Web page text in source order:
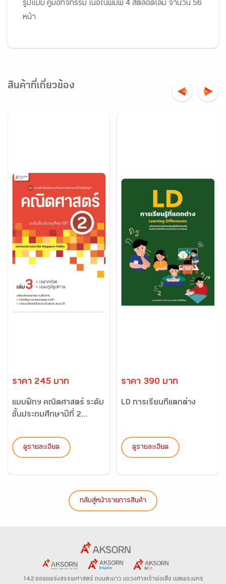
รูปแบบ คู่มือกิจกรรม เนื้อในพิมพ์ 4 สีตลอดเล่ม จำนวน 56
หน้า
สินค้าที่เกี่ยวข้อง
ราคา 245 บาท
แบบฝึกฯ คณิตศาสตร์ ระดับ
ชั้นประถมศึกษาปีที่ 2...
ดูรายละเอียด
ราคา 390 บาท
LD การเรียนที่แตกต่าง
ดูรายละเอียด
กลับสู่หน้ารายการสินค้า
142 ซอยแพร่งสรรพศาสตร์ ถนนตะนาว แขวงศาลเจ้าพ่อเสือ เขตพระนคร